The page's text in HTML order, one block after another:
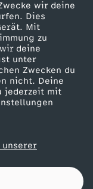
wir deine
Dies
Mit
zu
deine
unter
Zwecken du
nicht. Deine
jederzeit mit